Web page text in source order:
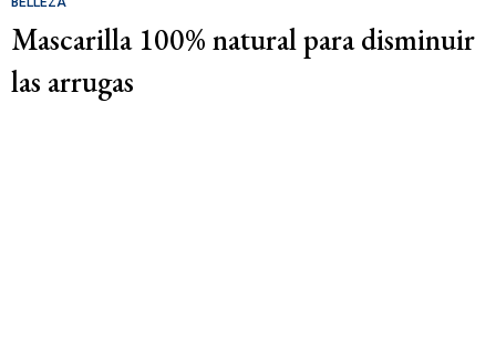
Mascarilla 100% natural para disminuir
las arrugas